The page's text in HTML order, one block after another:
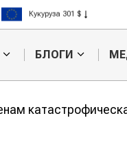
Кукуруза 301 $
Рис 408 $
БЛОГИ